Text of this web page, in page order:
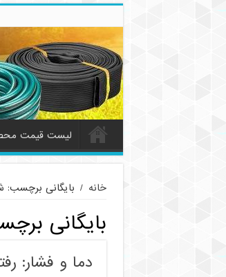
لیست قیمت
خانه / بایگانی برچسب:
بایگانی
دما و فشار: